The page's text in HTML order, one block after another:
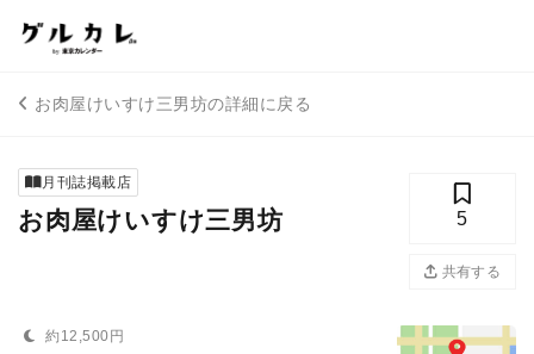
お肉屋けいすけ三男坊の詳細に戻る
月刊誌掲載店
お肉屋けいすけ三男坊 5
共有する
約12,500円